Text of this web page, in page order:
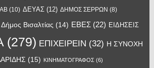
(10) ΔΕΥΑΣ(12) ΔΗΜΟΣ ΣΕΡΡΩΝ (8)
Δήμος Βισαλτίας (14) ΕΒΕΣ(22) ΕΙΔΗΣΕΙΣ
(279) ΕΠΙΧΕΙΡΕΙΝ (32) Η ΣΥΝΟΧΗ
(15) ΚΙΝΗΜΑΤΟΓΡΑΦΟΣ (6)